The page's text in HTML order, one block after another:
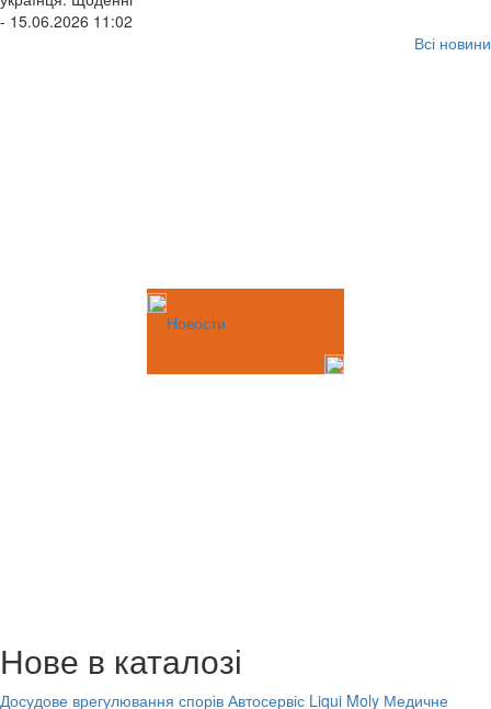
- 15.06.2026 11:02
Всі новини
Новости
Нове в каталозі
Досудове врегулювання спорів Автосервіс Liqui Moly Медичне